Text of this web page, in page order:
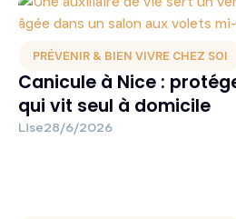
PRÉVENIR & BIEN VIVRE CHEZ SOI
Canicule à Nice :
qui vit seul à domicile
Lise28/6/2026